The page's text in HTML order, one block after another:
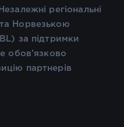
регіональні
Норвезькою
за підтримки
обов’язково
партнерів